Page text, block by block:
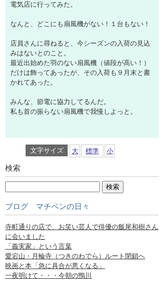
電気店に行ってみた。
なんと、どこにも扇風機がない！１台もない！
店員さんに尋ねると、今シーズンの入荷の見込
みはないとのこと。
最近出始めた羽のない扇風機（値段が高い！）
だけは飾ってあったが、その入荷も９月末と書
かれてあった。
みんな、節電に協力してるんだ。
私も首の振らない扇風機で我慢しよっと。
文字サイズ 大 標準 小
検索
ブログ マチベンの日々
寺町通りの店で、お笑い芸人で俳優の飯尾和樹さん
に会いました
「義実家」という言葉
愛宕山・月輪寺（つきのわでら）ルート閉鎖へ
映画と本「急に具合が悪くなる」
一夜明けて・・・今朝の鴨川